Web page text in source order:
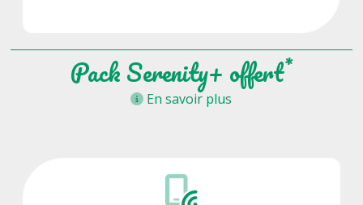
Pack Serenity+ offert*
En savoir plus